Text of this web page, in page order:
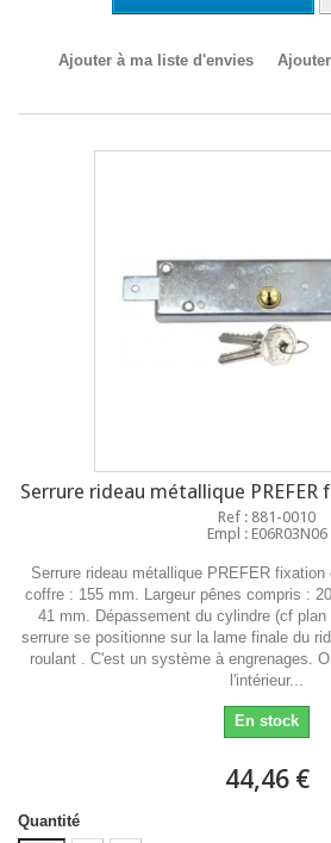
Ajouter à ma liste d'envies
Serrure rideau métallique
Ref : 881-0010
Empl : E06R03N06
Serrure rideau métallique PREFER
coffre : 155 mm. Largeur pênes compris :
41 mm. Dépassement du cylindre (cf
serrure se positionne sur la lame finale du
roulant . C'est un système à engrenages.
l'intérieur...
En stock
44,46 €
Quantité